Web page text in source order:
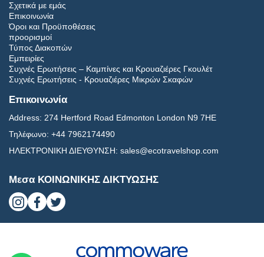
Σχετικά με εμάς
Επικοινωνία
Όροι και Προϋποθέσεις
προορισμοί
Τύπος Διακοπών
Εμπειρίες
Συχνές Ερωτήσεις – Καμπίνες και Κρουαζιέρες Γκουλέτ
Συχνές Ερωτήσεις - Κρουαζιέρες Μικρών Σκαφών
Επικοινωνία
Address: 274 Hertford Road Edmonton London N9 7HE
Τηλέφωνο: +44 7962174490
ΗΛΕΚΤΡΟΝΙΚΗ ΔΙΕΥΘΥΝΣΗ: sales@ecotravelshop.com
Μεσα ΚΟΙΝΩΝΙΚΗΣ ΔΙΚΤΥΩΣΗΣ